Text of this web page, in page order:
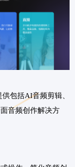
包括AI音频剪辑、
音频创作解决方